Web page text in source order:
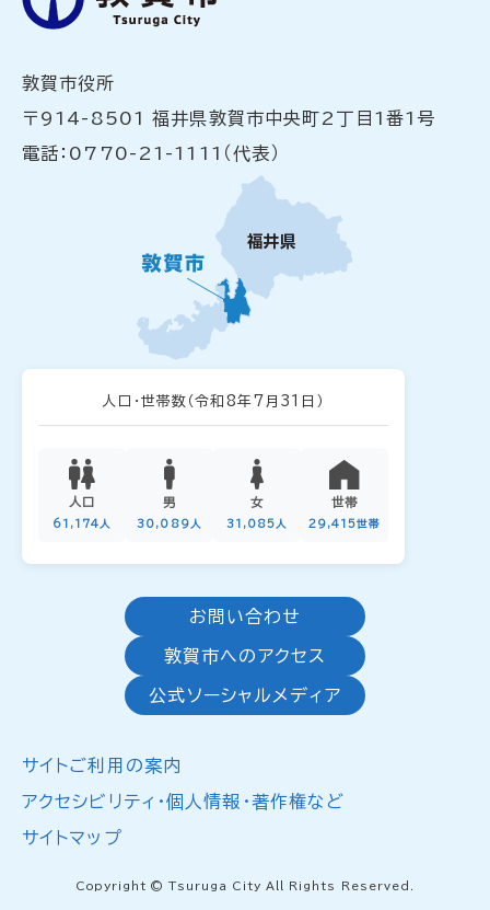
敦賀市役所
〒914-8501 福井県敦賀市中央町2丁目1番1号
電話：0770-21-1111（代表）
人口・世帯数 （令和8年7月31日）
人口
61,174人
男
30,089人
女
31,085人
世帯
29,415世帯
お問い合わせ
敦賀市へのアクセス
公式ソーシャルメディア
サイトご利用の案内
アクセシビリティ・個人情報・著作権など
サイトマップ
Copyright © Tsuruga City All Rights Reserved.